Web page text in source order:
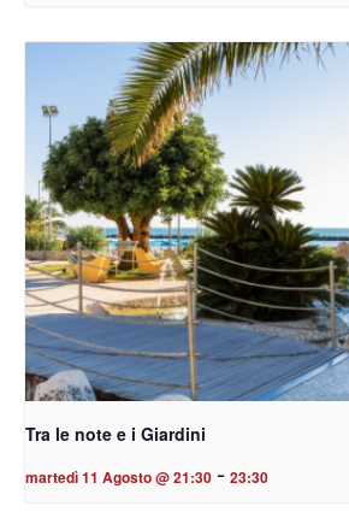
Tra le note e i Giardini
martedì 11 Agosto @ 21:30 - 23:30